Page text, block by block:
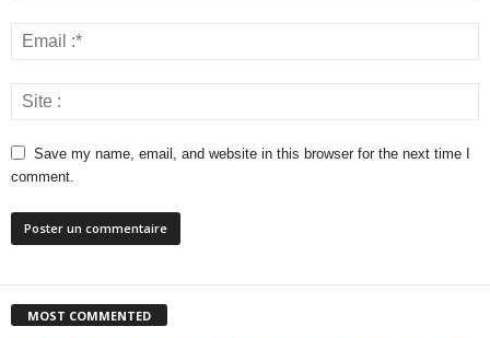
Save my name, email, and website in this browser for the next time I
comment.
MOST COMMENTED